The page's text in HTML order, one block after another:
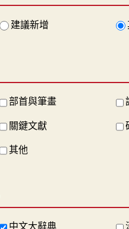
建議新增
部首與筆畫
關鍵文獻
其他
中文大辭典